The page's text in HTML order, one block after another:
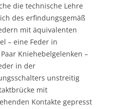
die technische Lehre
des erfindungsgemäß
mit äquivalenten
– eine Feder in
Kniehebelgelenken –
in der
unstreitig
mit
Kontakte gepresst